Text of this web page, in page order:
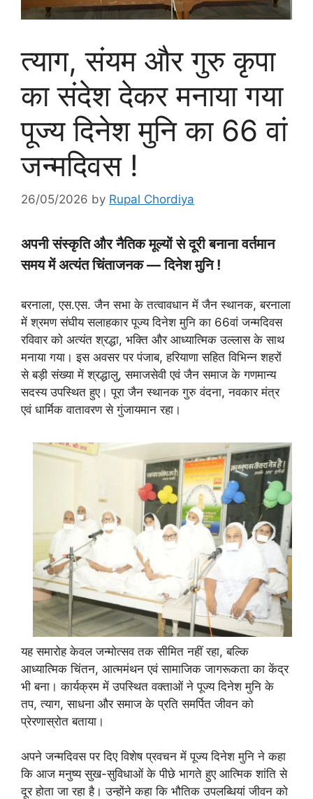
त्याग, संयम और गुरु कृपा
का संदेश देकर मनाया गया
पूज्य दिनेश मुनि का 66 वां
जन्मदिवस !
26/05/2026 by Rupal Chordiya
अपनी संस्कृति और नैतिक मूल्यों से दूरी बनाना वर्तमान
समय में अत्यंत चिंताजनक — दिनेश मुनि !
बरनाला, एस.एस. जैन सभा के तत्वावधान में जैन स्थानक, बरनाला
में श्रमण संघीय सलाहकार पूज्य दिनेश मुनि का 66वां जन्मदिवस
रविवार को अत्यंत श्रद्धा, भक्ति और आध्यात्मिक उल्लास के साथ
मनाया गया। इस अवसर पर पंजाब, हरियाणा सहित विभिन्न शहरों
से बड़ी संख्या में श्रद्धालु, समाजसेवी एवं जैन समाज के गणमान्य
सदस्य उपस्थित हुए। पूरा जैन स्थानक गुरु वंदना, नवकार मंत्र
एवं धार्मिक वातावरण से गुंजायमान रहा।
यह समारोह केवल जन्मोत्सव तक सीमित नहीं रहा, बल्कि
आध्यात्मिक चिंतन, आत्ममंथन एवं सामाजिक जागरूकता का केंद्र
भी बना। कार्यक्रम में उपस्थित वक्ताओं ने पूज्य दिनेश मुनि के
तप, त्याग, साधना और समाज के प्रति समर्पित जीवन को
प्रेरणास्रोत बताया।
अपने जन्मदिवस पर दिए विशेष प्रवचन में पूज्य दिनेश मुनि ने कहा
कि आज मनुष्य सुख-सुविधाओं के पीछे भागते हुए आत्मिक शांति से
दूर होता जा रहा है। उन्होंने कहा कि भौतिक उपलब्धियां जीवन को